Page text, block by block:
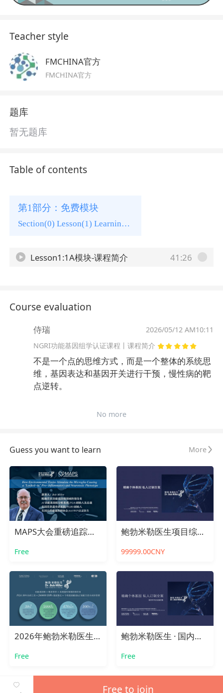
Teacher style
FMCHINA官方
FMCHINA官方
题库
暂无题库
Table of contents
第1部分：免费模块
Section(0) Lesson(1) Learning tasks(0)
Lesson1:1A模块-课程简介 41:26
Course evaluation
侍瑞
2026/05/12 AM10:11
NGRI功能基因组学认证课程丨课程简介
不是一个点的思维方式，而是一个整体的系统思
维，基因表达和基因开关进行干预，慢性病的靶
点逆转。
No more
Guess you want to learn More
MAPS大会重磅追踪｜揭示环境毒素驱动小胶质细胞活化与GABA功能失衡的关键通路
Free
鲍勃米勒医生项目综述及问题答疑
99999.00CNY
2026年鲍勃米勒医生功能医学在培医生示范应用年会
Free
鲍勃米勒医生 · 国内学术会议演讲集
Free
Free to join